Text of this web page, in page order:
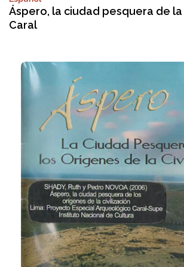
Áspero, la ciudad pesquera de
Caral